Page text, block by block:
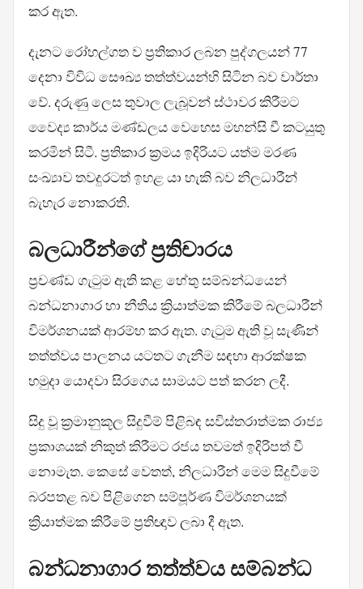
කර ඇත.
දැනට රෝහල්ගත ව ප්‍රතිකාර ලබන පුද්ගලයන් 77
දෙනා විවිධ සෞඛ්‍ය තත්ත්වයන්හි සිටින බව වාර්තා
වේ. දරුණු ලෙස තුවාල ලැබූවන් ස්ථාවර කිරීමට
වෛද්‍ය කාර්ය මණ්ඩලය වෙහෙස මහන්සි වී කටයුතු
කරමින් සිටී. ප්‍රතිකාර ක්‍රමය ඉදිරියට යත්ම මරණ
සංඛ්‍යාව තවදුරටත් ඉහළ යා හැකි බව නිලධාරීන්
බැහැර නොකරති.
බලධාරීන්ගේ ප්‍රතිචාරය
ප්‍රචණ්ඩ ගැටුම ඇති කළ හේතු සම්බන්ධයෙන්
බන්ධනාගාර හා නීතිය ක්‍රියාත්මක කිරීමේ බලධාරීන්
විමර්ශනයක් ආරම්භ කර ඇත. ගැටුම ඇති වූ සැණින්
තත්ත්වය පාලනය යටතට ගැනීම සඳහා ආරක්ෂක
හමුදා යොදවා සිරගෙය සාමයට පත් කරන ලදී.
සිදු වූ ක්‍රමානුකූල සිදුවීම් පිළිබඳ සවිස්තරාත්මක රාජ්‍ය
ප්‍රකාශයක් නිකුත් කිරීමට රජය තවමත් ඉදිරිපත් වී
නොමැත. කෙසේ වෙතත්, නිලධාරීන් මෙම සිදුවීමේ
බරපතළ බව පිළිගෙන සම්පූර්ණ විමර්ශනයක්
ක්‍රියාත්මක කිරීමේ ප්‍රතිඥාව ලබා දී ඇත.
බන්ධනාගාර තත්ත්වය සම්බන්ධ